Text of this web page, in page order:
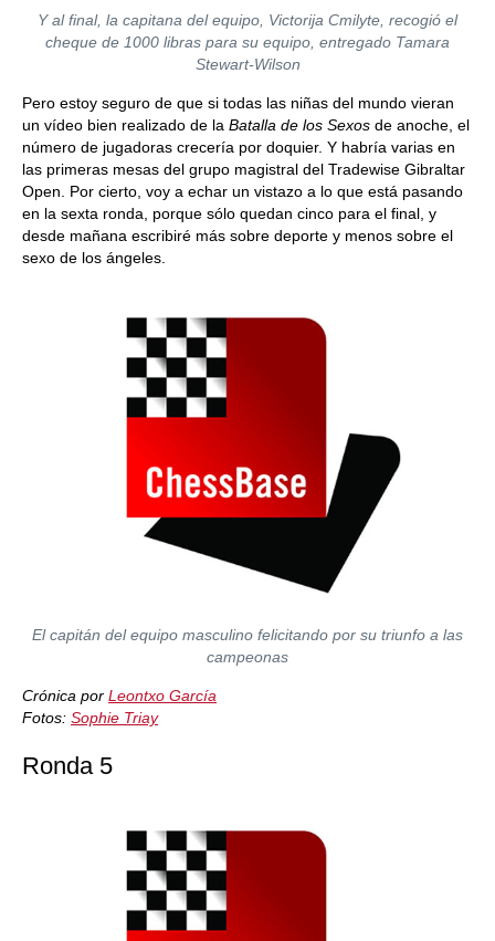
Y al final, la capitana del equipo, Victorija Cmilyte, recogió el
cheque de 1000 libras para su equipo, entregado Tamara
Stewart-Wilson
Pero estoy seguro de que si todas las niñas del mundo vieran
un vídeo bien realizado de la Batalla de los Sexos de anoche, el
número de jugadoras crecería por doquier. Y habría varias en
las primeras mesas del grupo magistral del Tradewise Gibraltar
Open. Por cierto, voy a echar un vistazo a lo que está pasando
en la sexta ronda, porque sólo quedan cinco para el final, y
desde mañana escribiré más sobre deporte y menos sobre el
sexo de los ángeles.
El capitán del equipo masculino felicitando por su triunfo a las
campeonas
Crónica por Leontxo García
Fotos: Sophie Triay
Ronda 5